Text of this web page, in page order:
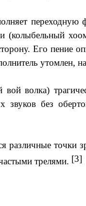
переходную
Его пение
утомлен,
волка)
звуков без
различные
трелями. [3]